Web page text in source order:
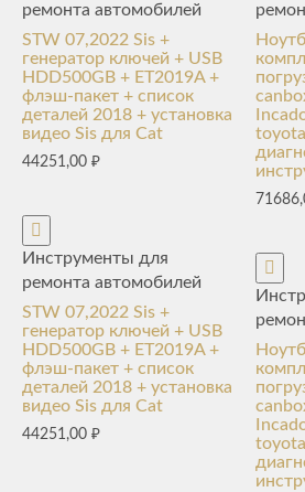
ремонта автомобилей
STW 07,2022 Sis +
генератор ключей + USB
HDD500GB + ET2019A +
флэш-пакет + список
деталей 2018 + установка
видео Sis для Cat
44251,00 ₽
Инструменты для
ремонта автомобилей
STW 07,2022 Sis +
генератор ключей + USB
HDD500GB + ET2019A +
флэш-пакет + список
деталей 2018 + установка
видео Sis для Cat
44251,00 ₽